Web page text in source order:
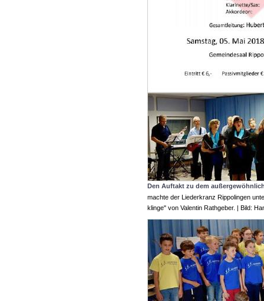
Den Auftakt zu dem
machte der Liederkranz Rippolingen
klinge" von Valentin Rathgeber. | Bild: